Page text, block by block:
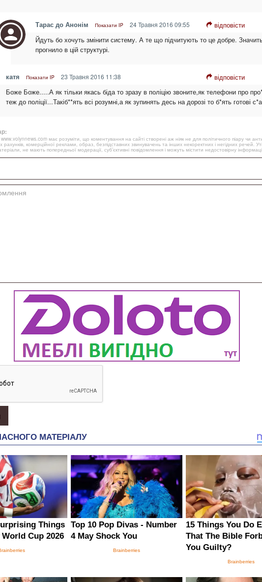
Тарас до Анонім Показати IP 24 Травня 2016 09:55 відповісти
Йдуть бо хочуть змінити систему. А те що підчитують то це добре.
прогнило в цій структурі.
катя Показати IP 23 Травня 2016 11:38 відповісти
Боже Боже.....А як тільки якась біда то зразу в поліцію звоните,як телефони про
теж до поліції...Такіб**ять всі розумні,а як зупинять десь на дорозі то б*ять готові
має розуміти, що коментування на сайті створені аж ніяк не для політичного піару чи
рахунків, комерційної реклами, образ, безпідставних звинувачень та інших некоректних і негідних речей.
не мають попередньої модерації, суб’єктивні повідомлення і можуть містити недостовірну